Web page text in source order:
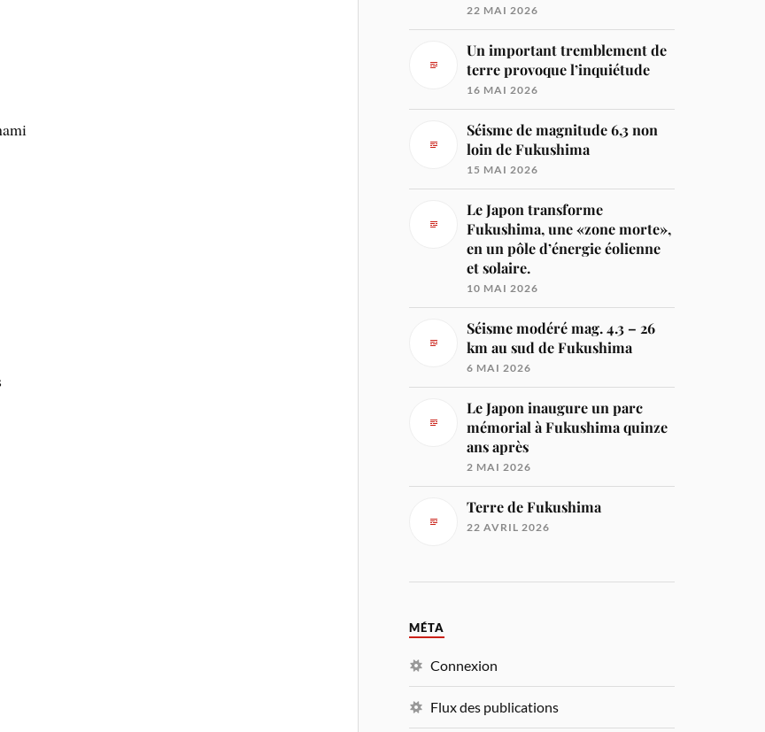
22 MAI 2026
Un important tremblement de
terre provoque l’inquiétude
16 MAI 2026
Séisme de magnitude 6,3 non
loin de Fukushima
15 MAI 2026
Le Japon transforme
Fukushima, une «zone morte»,
en un pôle d’énergie éolienne
et solaire.
10 MAI 2026
Séisme modéré mag. 4.3 – 26
km au sud de Fukushima
6 MAI 2026
Le Japon inaugure un parc
mémorial à Fukushima quinze
ans après
2 MAI 2026
Terre de Fukushima
22 AVRIL 2026
MÉTA
Connexion
Flux des publications